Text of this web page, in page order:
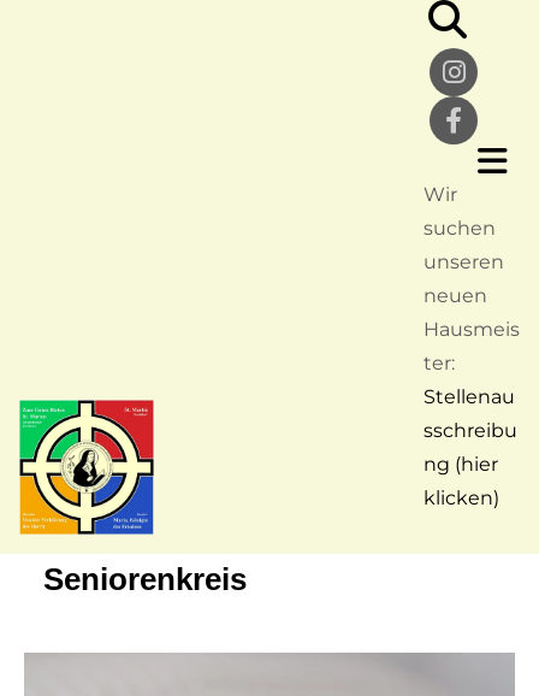
Wir
suchen
unseren
neuen
Hausmeis
ter:
Stellenau
sschreibu
ng (hier
klicken)
Seniorenkreis